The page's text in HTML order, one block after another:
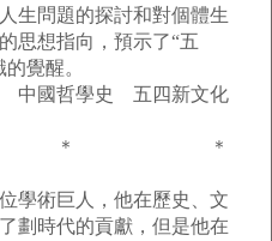
生問題的探討和對個體生
思想指向，預示了“五
覺醒。
國哲學史 五四新文化
＊
術巨人，他在歷史、文
劃時代的貢獻，但是他在